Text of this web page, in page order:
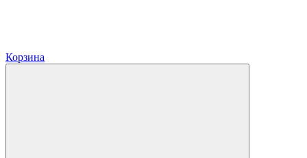
Корзина